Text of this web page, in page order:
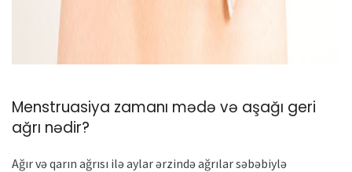
Menstruasiya zamanı mədə və aşağı geri
ağrı nədir?
Ağır və qarın ağrısı ilə aylar ərzində ağrılar səbəbiylə